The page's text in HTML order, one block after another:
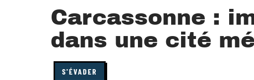
Carcassonne :
dans une cité
S'ÉVADER